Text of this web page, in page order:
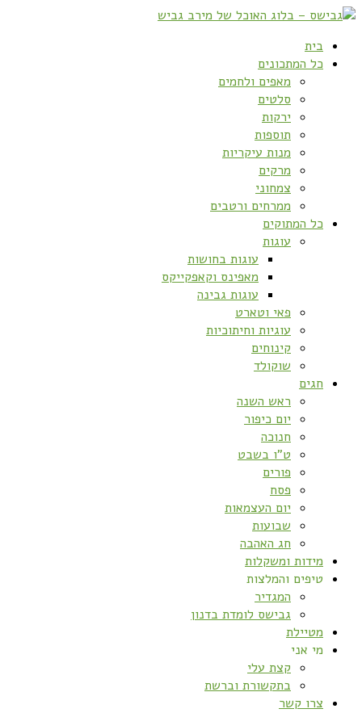
בית
כל המתכונים
מאפים ולחמים
סלטים
ירקות
תוספות
מנות עיקריות
מרקים
צמחוני
ממרחים ורטבים
כל המתוקים
עוגות
עוגות בחושות
מאפינס וקאפקייקס
עוגות גבינה
פאי וטארט
עוגיות וחיתוכיות
קינוחים
שוקולד
חגים
ראש השנה
יום כיפור
חנוכה
ט”ו בשבט
פורים
פסח
יום העצמאות
שבועות
חג האהבה
מידות ומשקלות
טיפים והמלצות
המגדיר
גבישס לומדת בדנון
מטיילת
מי אני
קצת עלי
בתקשורת וברשת
צרו קשר